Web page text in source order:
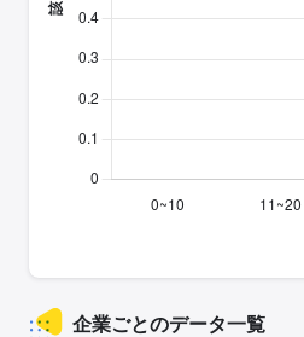
企業ごとのデータ一覧